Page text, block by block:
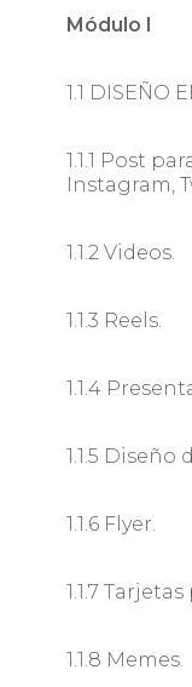
Módulo I
1.1 DISEÑO
1.1.1 Post
Instagram,
1.1.2 Videos.
1.1.3 Reels.
1.1.4
1.1.5 Diseño
1.1.6 Flyer.
1.1.7
1.1.8 Memes.